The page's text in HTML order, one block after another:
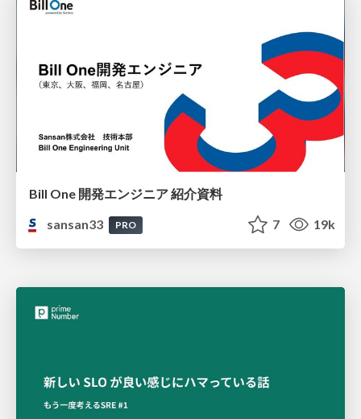
Bill One 開発エンジニア 紹介資料
sansan33
PRO 7 19k